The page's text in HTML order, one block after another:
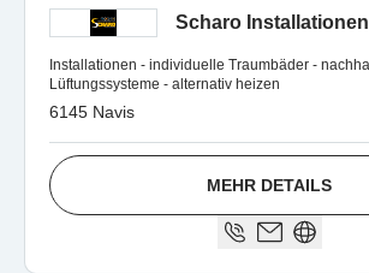
Scharo Installationen
Installationen - individuelle Traumbäder -
Lüftungssysteme - alternativ heizen
6145 Navis
MEHR DETAILS